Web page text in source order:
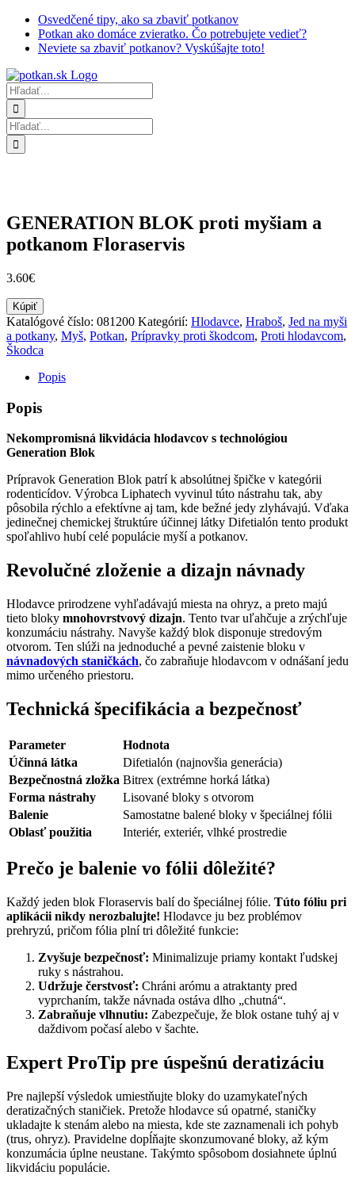
Skip
content
Osvedčené tipy, ako sa zbaviť potkanov
Potkan ako domáce zvieratko. Čo potrebujete vedieť?
Neviete sa zbaviť potkanov? Vyskúšajte toto!
Hľadať:
Hľadať:
GENERATION BLOK proti myšiam a
potkanom Floraservis
3.60€
Kúpiť
Katalógové číslo: 081200 Kategórií: Hlodavce, Hraboš, Jed na myši
a potkany, Myš, Potkan, Prípravky proti škodcom, Proti hlodavcom,
Škodca
Popis
Popis
Nekompromisná likvidácia hlodavcov s technológiou
Generation Blok
Prípravok Generation Blok patrí k absolútnej špičke v kategórii
rodenticídov. Výrobca Liphatech vyvinul túto nástrahu tak, aby
pôsobila rýchlo a efektívne aj tam, kde bežné jedy zlyhávajú. Vďaka
jedinečnej chemickej štruktúre účinnej látky Difetialón tento produkt
spoľahlivo hubí celé populácie myší a potkanov.
Revolučné zloženie a dizajn návnady
Hlodavce prirodzene vyhľadávajú miesta na ohryz, a preto majú
tieto bloky mnohovrstvový dizajn. Tento tvar uľahčuje a zrýchľuje
konzumáciu nástrahy. Navyše každý blok disponuje stredovým
otvorom. Ten slúži na jednoduché a pevné zaistenie bloku v
návnadových staničkách, čo zabraňuje hlodavcom v odnášaní jedu
mimo určeného priestoru.
Technická špecifikácia a bezpečnosť
Parameter
Hodnota
Účinná látka
Difetialón (najnovšia generácia)
Bezpečnostná zložka Bitrex (extrémne horká látka)
Forma nástrahy
Lisované bloky s otvorom
Balenie
Samostatne balené bloky v špeciálnej fólii
Oblasť použitia
Interiér, exteriér, vlhké prostredie
Prečo je balenie vo fólii dôležité?
Každý jeden blok Floraservis balí do špeciálnej fólie. Túto fóliu pri
aplikácii nikdy nerozbalujte! Hlodavce ju bez problémov
prehryzú, pričom fólia plní tri dôležité funkcie:
Zvyšuje bezpečnosť: Minimalizuje priamy kontakt ľudskej
ruky s nástrahou.
Udržuje čerstvosť: Chráni arómu a atraktanty pred
vyprchaním, takže návnada ostáva dlho „chutná“.
Zabraňuje vlhnutiu: Zabezpečuje, že blok ostane tuhý aj v
daždivom počasí alebo v šachte.
Expert ProTip pre úspešnú deratizáciu
Pre najlepší výsledok umiestňujte bloky do uzamykateľných
deratizačných staničiek. Pretože hlodavce sú opatrné, staničky
ukladajte k stenám alebo na miesta, kde ste zaznamenali ich pohyb
(trus, ohryz). Pravidelne dopĺňajte skonzumované bloky, až kým
konzumácia úplne neustane. Takýmto spôsobom dosiahnete úplnú
likvidáciu populácie.